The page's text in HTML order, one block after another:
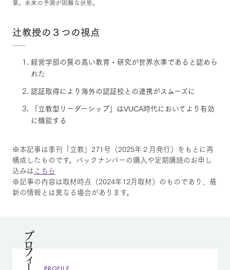
葉。未来の予測が困難な状態。
辻教授の３つの視点
経営学部の質の高い教育・研究が世界水準であると認めら
れた
認証取得により海外の認証校との連携がスムーズに
「立教型リーダーシップ」はVUCA時代においてより有効
に機能する
※本記事は季刊「立教」271号（2025年２月発行）をもとに再
構成したものです。バックナンバーの購入や定期購読のお申し
込みはこちら
※記事の内容は取材時点（2024年12月取材）のものであり、最
新の情報とは異なる場合があります。
プロフィール PROFILE